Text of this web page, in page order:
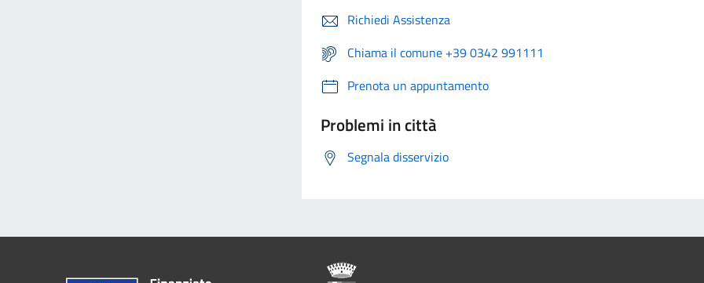
Richiedi Assistenza
Chiama il comune +39 0342 991111
Prenota un appuntamento
Problemi in città
Segnala disservizio